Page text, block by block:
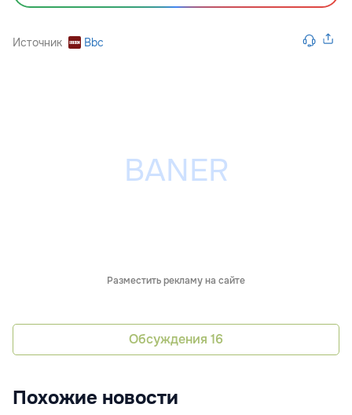
Источник Bbc
Разместить рекламу на сайте
Обсуждения 16
Похожие новости